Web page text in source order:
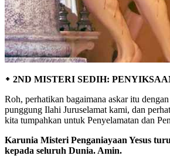
᛭ 2ND MISTERI SEDIH:
Roh, perhatikan bagaimana askar itu
punggung Ilahi Juruselamat kami, dan
kita tumpahkan untuk Penyelamatan dan
Karunia Misteri Penganiayaan Yesus
kepada seluruh Dunia. Amin.